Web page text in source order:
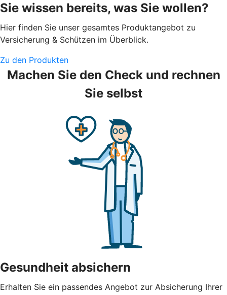
Sie wissen bereits, was Sie wollen?
Hier finden Sie unser gesamtes Produktangebot zu
Versicherung & Schützen im Überblick.
Zu den Produkten
Machen Sie den Check und rechnen
Sie selbst
Gesundheit absichern
Erhalten Sie ein passendes Angebot zur Absicherung Ihrer